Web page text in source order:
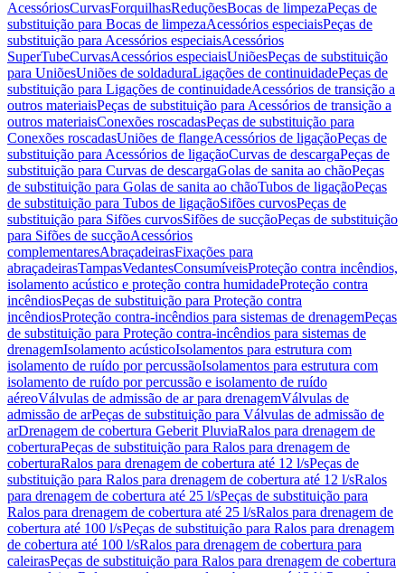
AcessóriosCurvasForquilhasReduçõesBocas de limpezaPeças de
substituição para Bocas de limpezaAcessórios especiaisPeças de
substituição para Acessórios especiaisAcessórios
SuperTubeCurvasAcessórios especiaisUniõesPeças de substituição
para UniõesUniões de soldaduraLigações de continuidadePeças de
substituição para Ligações de continuidadeAcessórios de transição a
outros materiaisPeças de substituição para Acessórios de transição a
outros materiaisConexões roscadasPeças de substituição para
Conexões roscadasUniões de flangeAcessórios de ligaçãoPeças de
substituição para Acessórios de ligaçãoCurvas de descargaPeças de
substituição para Curvas de descargaGolas de sanita ao chãoPeças
de substituição para Golas de sanita ao chãoTubos de ligaçãoPeças
de substituição para Tubos de ligaçãoSifões curvosPeças de
substituição para Sifões curvosSifões de sucçãoPeças de substituição
para Sifões de sucçãoAcessórios
complementaresAbraçadeirasFixações para
abraçadeirasTampasVedantesConsumíveisProteção contra incêndios,
isolamento acústico e proteção contra humidadeProteção contra
incêndiosPeças de substituição para Proteção contra
incêndiosProteção contra-incêndios para sistemas de drenagemPeças
de substituição para Proteção contra-incêndios para sistemas de
drenagemIsolamento acústicoIsolamentos para estrutura com
isolamento de ruído por percussãoIsolamentos para estrutura com
isolamento de ruído por percussão e isolamento de ruído
aéreoVálvulas de admissão de ar para drenagemVálvulas de
admissão de arPeças de substituição para Válvulas de admissão de
arDrenagem de cobertura Geberit PluviaRalos para drenagem de
coberturaPeças de substituição para Ralos para drenagem de
coberturaRalos para drenagem de cobertura até 12 l/sPeças de
substituição para Ralos para drenagem de cobertura até 12 l/sRalos
para drenagem de cobertura até 25 l/sPeças de substituição para
Ralos para drenagem de cobertura até 25 l/sRalos para drenagem de
cobertura até 100 l/sPeças de substituição para Ralos para drenagem
de cobertura até 100 l/sRalos para drenagem de cobertura para
caleirasPeças de substituição para Ralos para drenagem de cobertura